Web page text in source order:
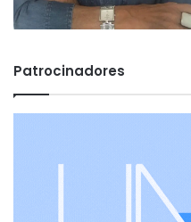
Patrocinadores